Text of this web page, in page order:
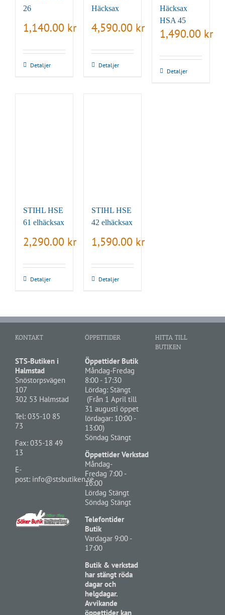
26
1,140.00 kr
Detaljer
Häcksax
4,590.00 kr
Detaljer
Häcksax
HSA 45
1,490.00 kr
Detaljer
STIHL HSE
61 elhäcksax
2,290.00 kr
Detaljer
STIHL HSE
42 elhäcksax
1,590.00 kr
Detaljer
KONTAKT
STS-Butiken i
Halmstad
Snöstorpsvägen
107
302 53 Halmstad
Tel: 035-10 85
73
Fax: 035-18 49
13
E-
post: info@stsbutiken.se
ÖPPETTIDER
Öppettider Butik
Måndag-Fredag
8:00 - 17:30
Lördag: Stängt
(Från 1 April till
31 augusti öppet
lördagar: 10:00 -
13:00)
Söndag Stängt
Öppettider Verkstad
Måndag-
Fredag 7:00 -
16:00
Lördag Stängt
Söndag Stängt
Telefontider
Butik
Vardagar 9:00 -
17:00
Butik & verkstad
har stängt röda
dagar och
helgdagar.
Avvikande
öppettider kan
HITTA TILL
BUTIKEN